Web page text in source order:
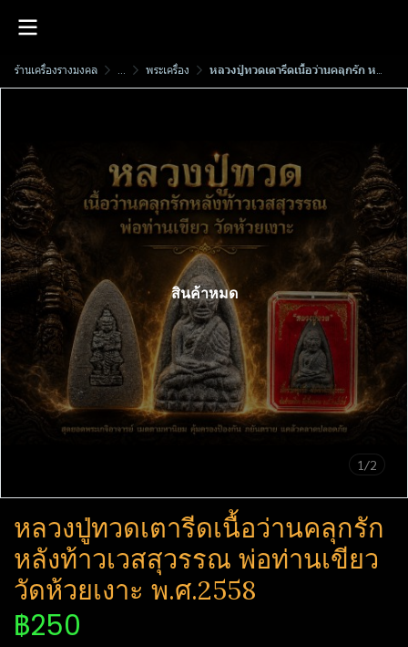
ร้านเครื่องรางมงคล ... พระเครื่อง หลวงปู่ทวดเตารีดเนื้อว่านคลุกรัก หลังท้าวเวสสุวรรณ​ พ่อท่านเขียว วัดห้วยเงาะ พ.ศ.2558
1/2
สินค้าหมด
หลวงปู่ทวดเตารีดเนื้อว่านคลุกรัก
หลังท้าวเวสสุวรรณ​ พ่อท่านเขียว
วัดห้วยเงาะ พ.ศ.2558
฿250